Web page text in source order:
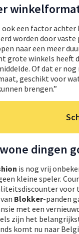
ook een factor achter
worden door
naar een meer
grote winkels heeft
Of dat er
geschikt voor
brengen.”
dingen
is nog vrij
kleine speler.
voor
Blokker-panden
met een
zijn het
komt nu naar